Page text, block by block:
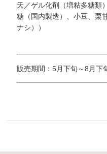
天／ゲル化剤（増粘多糖類
糖（国内製造）、小豆、栗
ナシ））
販売期間：5月下旬～8月下